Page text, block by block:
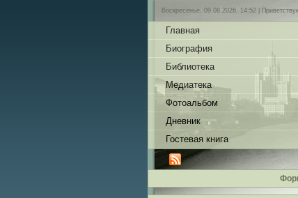
Воскресенье, 09.08.2026, 14:52 |
Главная
Биография
Библиотека
Медиатека
Фотоальбом
Дневник
Гостевая книга